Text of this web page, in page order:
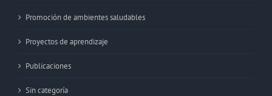
Promoción de ambientes saludables
Proyectos de aprendizaje
Publicaciones
Sin categoría